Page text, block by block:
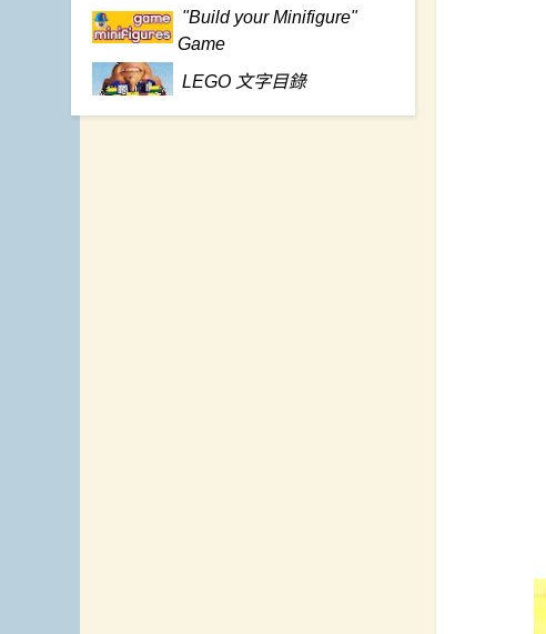
"Build your Minifigure"
Game
LEGO 文字目錄